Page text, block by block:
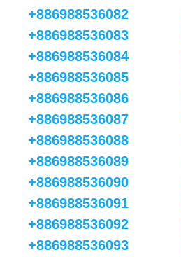
+886988536082
+886988536083
+886988536084
+886988536085
+886988536086
+886988536087
+886988536088
+886988536089
+886988536090
+886988536091
+886988536092
+886988536093